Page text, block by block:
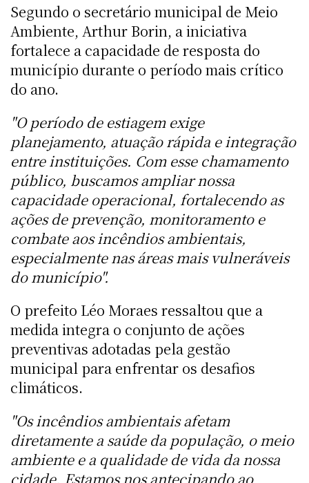
Segundo o secretário municipal de Meio
Ambiente, Arthur Borin, a iniciativa
fortalece a capacidade de resposta do
município durante o período mais crítico
do ano.
"O período de estiagem exige
planejamento, atuação rápida e integração
entre instituições. Com esse chamamento
público, buscamos ampliar nossa
capacidade operacional, fortalecendo as
ações de prevenção, monitoramento e
combate aos incêndios ambientais,
especialmente nas áreas mais vulneráveis
do município".
O prefeito Léo Moraes ressaltou que a
medida integra o conjunto de ações
preventivas adotadas pela gestão
municipal para enfrentar os desafios
climáticos.
"Os incêndios ambientais afetam
diretamente a saúde da população, o meio
ambiente e a qualidade de vida da nossa
cidade. Estamos nos antecipando ao